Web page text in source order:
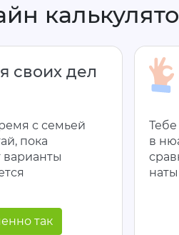
своих дел
с семьей
пока
так
в